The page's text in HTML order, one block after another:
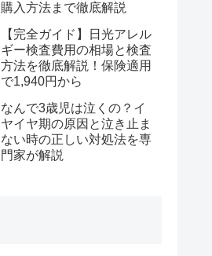
購入方法まで徹底解説
【完全ガイド】日光アレル
ギー検査費用の相場と検査
方法を徹底解説！保険適用
で1,940円から
なんで3歳児は泣くの？イ
ヤイヤ期の原因と泣き止ま
ない時の正しい対処法を専
門家が解説